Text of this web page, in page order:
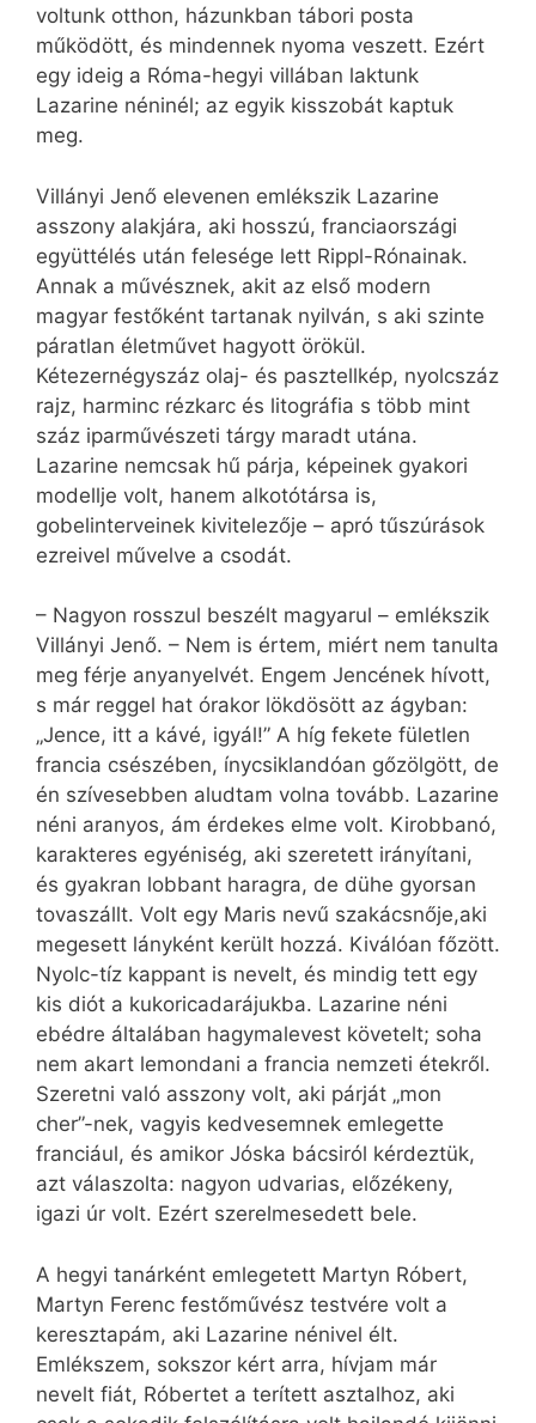
voltunk otthon, házunkban tábori posta
működött, és mindennek nyoma veszett. Ezért
egy ideig a Róma-hegyi villában laktunk
Lazarine néninél; az egyik kisszobát kaptuk
meg.
Villányi Jenő elevenen emlékszik Lazarine
asszony alakjára, aki hosszú, franciaországi
együttélés után felesége lett Rippl-Rónainak.
Annak a művésznek, akit az első modern
magyar festőként tartanak nyilván, s aki szinte
páratlan életművet hagyott örökül.
Kétezernégyszáz olaj- és pasztellkép, nyolcszáz
rajz, harminc rézkarc és litográfia s több mint
száz iparművészeti tárgy maradt utána.
Lazarine nemcsak hű párja, képeinek gyakori
modellje volt, hanem alkotótársa is,
gobelinterveinek kivitelezője – apró tűszúrások
ezreivel művelve a csodát.
– Nagyon rosszul beszélt magyarul – emlékszik
Villányi Jenő. – Nem is értem, miért nem tanulta
meg férje anyanyelvét. Engem Jencének hívott,
s már reggel hat órakor lökdösött az ágyban:
„Jence, itt a kávé, igyál!” A híg fekete fületlen
francia csészében, ínycsiklandóan gőzölgött, de
én szívesebben aludtam volna tovább. Lazarine
néni aranyos, ám érdekes elme volt. Kirobbanó,
karakteres egyéniség, aki szeretett irányítani,
és gyakran lobbant haragra, de dühe gyorsan
tovaszállt. Volt egy Maris nevű szakácsnője,aki
megesett lányként került hozzá. Kiválóan főzött.
Nyolc-tíz kappant is nevelt, és mindig tett egy
kis diót a kukoricadarájukba. Lazarine néni
ebédre általában hagymalevest követelt; soha
nem akart lemondani a francia nemzeti étekről.
Szeretni való asszony volt, aki párját „mon
cher”-nek, vagyis kedvesemnek emlegette
franciául, és amikor Jóska bácsiról kérdeztük,
azt válaszolta: nagyon udvarias, előzékeny,
igazi úr volt. Ezért szerelmesedett bele.
A hegyi tanárként emlegetett Martyn Róbert,
Martyn Ferenc festőművész testvére volt a
keresztapám, aki Lazarine nénivel élt.
Emlékszem, sokszor kért arra, hívjam már
nevelt fiát, Róbertet a terített asztalhoz, aki